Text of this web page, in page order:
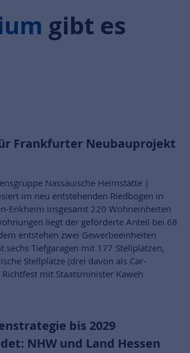
gibt es
Frankfurter Neubauprojekt
Nassauische Heimstätte |
im neu entstehenden Riedbogen in
Enkheim insgesamt 220 Wohneinheiten
liegt der geförderte Anteil bei 68
entstehen zwei Gewerbeeinheiten
sechs Tiefgaragen mit 177 Stellplätzen,
Stellplätze (drei davon als Car-
mit Staatsminister Kaweh
bis 2029
NHW und Land Hessen